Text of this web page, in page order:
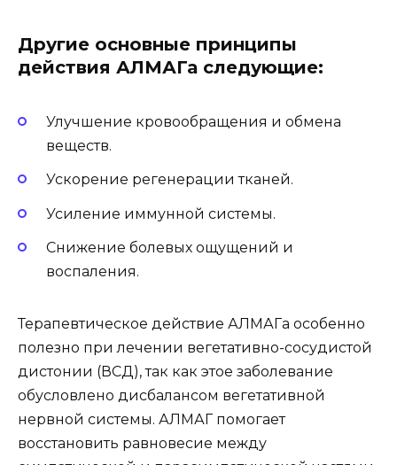
Другие основные принципы
действия АЛМАГа следующие:
Улучшение кровообращения и обмена
веществ.
Ускорение регенерации тканей.
Усиление иммунной системы.
Снижение болевых ощущений и
воспаления.
Терапевтическое действие АЛМАГа особенно
полезно при лечении вегетативно-сосудистой
дистонии (ВСД), так как этое заболевание
обусловлено дисбалансом вегетативной
нервной системы. АЛМАГ помогает
восстановить равновесие между